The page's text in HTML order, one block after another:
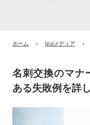
ホーム Izulメディア
名刺交換のマナ
ある失敗例を詳